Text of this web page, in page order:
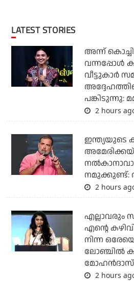
LATEST STORIES
അന്ന്
വന്നപ്പോള്‍
വീട്ടുകാര്‍
2 hours
ഇന്ത്യയുടെ
നമുക്കുണ്ട്:
2 hours
എല്ലാവരും
എന്റെ
നിന്ന
ലോഞ്ചില്‍
മോഹന്‍ദാസ്
2 hours